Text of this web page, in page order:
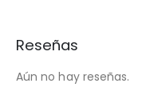
Reseñas
Aún no hay reseñas.